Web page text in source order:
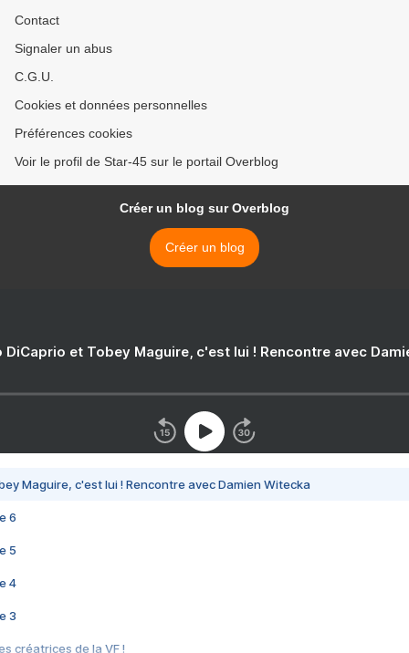
Contact
Signaler un abus
C.G.U.
Cookies et données personnelles
Préférences cookies
Voir le profil de Star-45 sur le portail Overblog
Créer un blog sur Overblog
Créer un blog
DiCaprio et Tobey Maguire, c'est lui ! Rencontre avec
Maguire, c'est lui ! Rencontre avec Damien Witecka
6
5
4
3
créatrices de la VF !